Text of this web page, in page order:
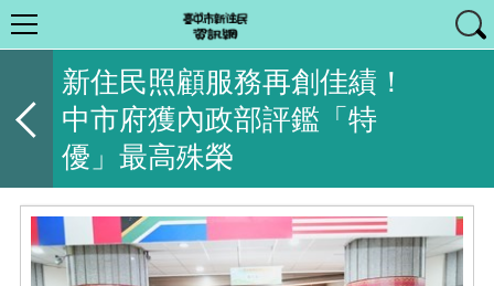
新住民照顧服務再創佳績！
中市府獲內政部評鑑「特
優」最高殊榮